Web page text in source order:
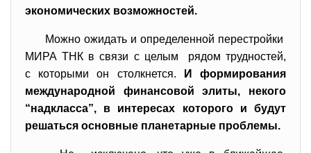
экономических возможностей.
Можно ожидать и определенной перестройки
МИРА ТНК в связи с целым рядом трудностей,
с которыми он столкнется.
И формирования
международной финансовой элиты, некого
“надкласса”, в интересах которого и будут
решаться основные планетарные проблемы.